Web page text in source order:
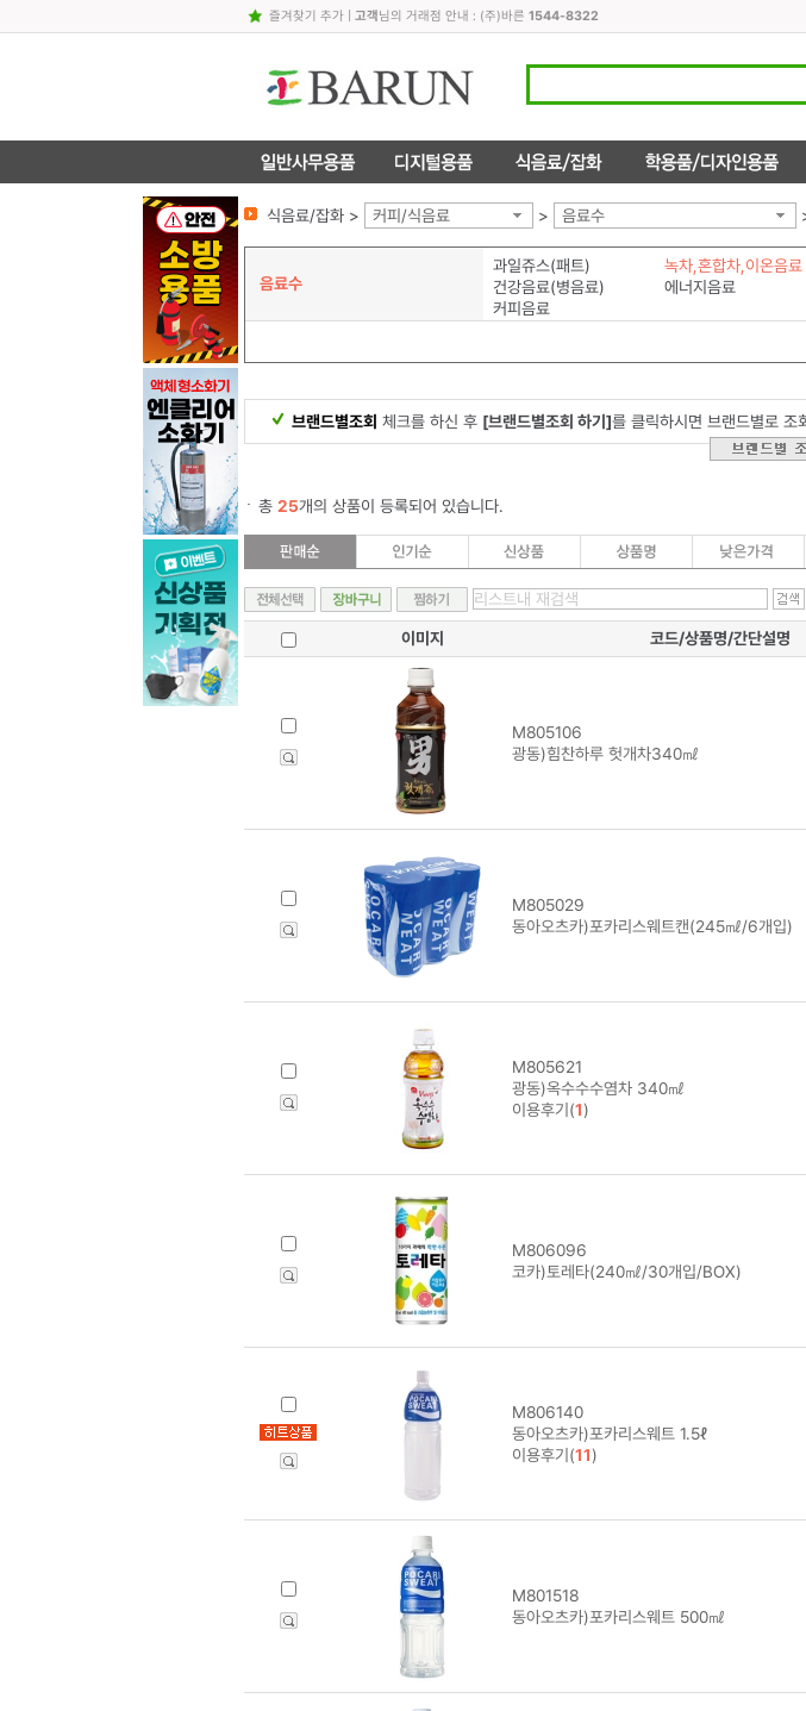
즐겨찾기 추가| 고객님의 거래점 안내 : (주)바른 1544-8322
식음료/잡화 > 커피/식음료 > 음료수
음료수
과일쥬스(패트) 녹차,혼합차,이온음료
건강음료(병음료)
에너지음료
커피음료
브랜드별조회 체크를 하신 후 [브랜드별조회 하기]를 클릭하시면 브랜드별로 조
총 25개의 상품이 등록되어 있습니다.
이미지
코드/상품명/간단설명
M805106
광동)힘찬하루 헛개차340㎖
M805029
동아오츠카)포카리스웨트캔(245㎖/6개입)
M805621
광동)옥수수수염차 340㎖
이용후기(1)
M806096
코카)토레타(240㎖/30개입/BOX)
M806140
동아오츠카)포카리스웨트 1.5ℓ
이용후기(11)
M801518
동아오츠카)포카리스웨트 500㎖